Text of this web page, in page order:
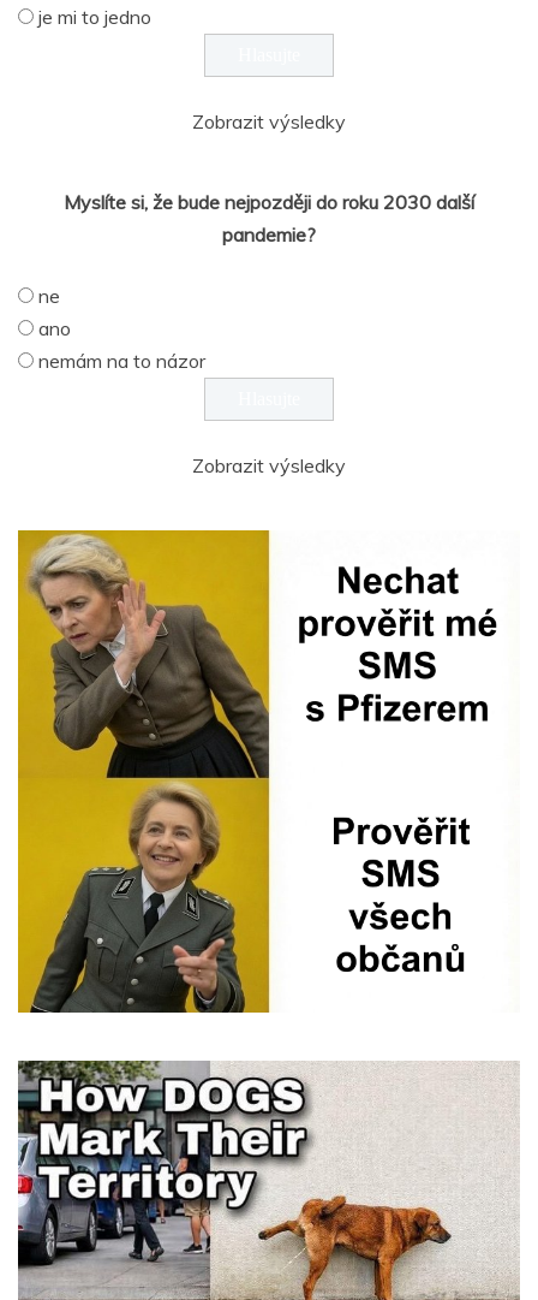
je mi to jedno
Zobrazit výsledky
Myslíte si, že bude nejpozději do roku 2030 další
pandemie?
ne
ano
nemám na to názor
Zobrazit výsledky